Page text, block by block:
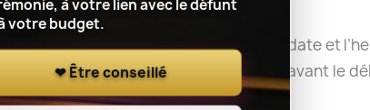
complète, le nom du défunt, la date et
de coordonner la remise des fleurs avant le
à votre lien avec le défunt
votre budget.
❤ Être conseillé